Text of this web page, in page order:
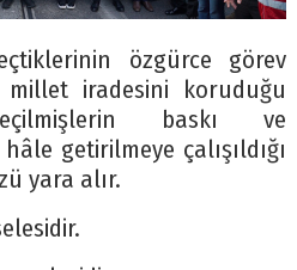
özgürce görev
iradesini koruduğu
baskı ve
getirilmeye çalışıldığı
yara alır.